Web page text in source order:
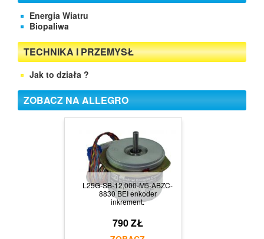
Energia Wiatru
Biopaliwa
TECHNIKA I PRZEMYSŁ
Jak to działa ?
ZOBACZ NA ALLEGRO
L25G-SB-12,000-M5-ABZC-
8830 BEI enkoder
inkrement.
790 ZŁ